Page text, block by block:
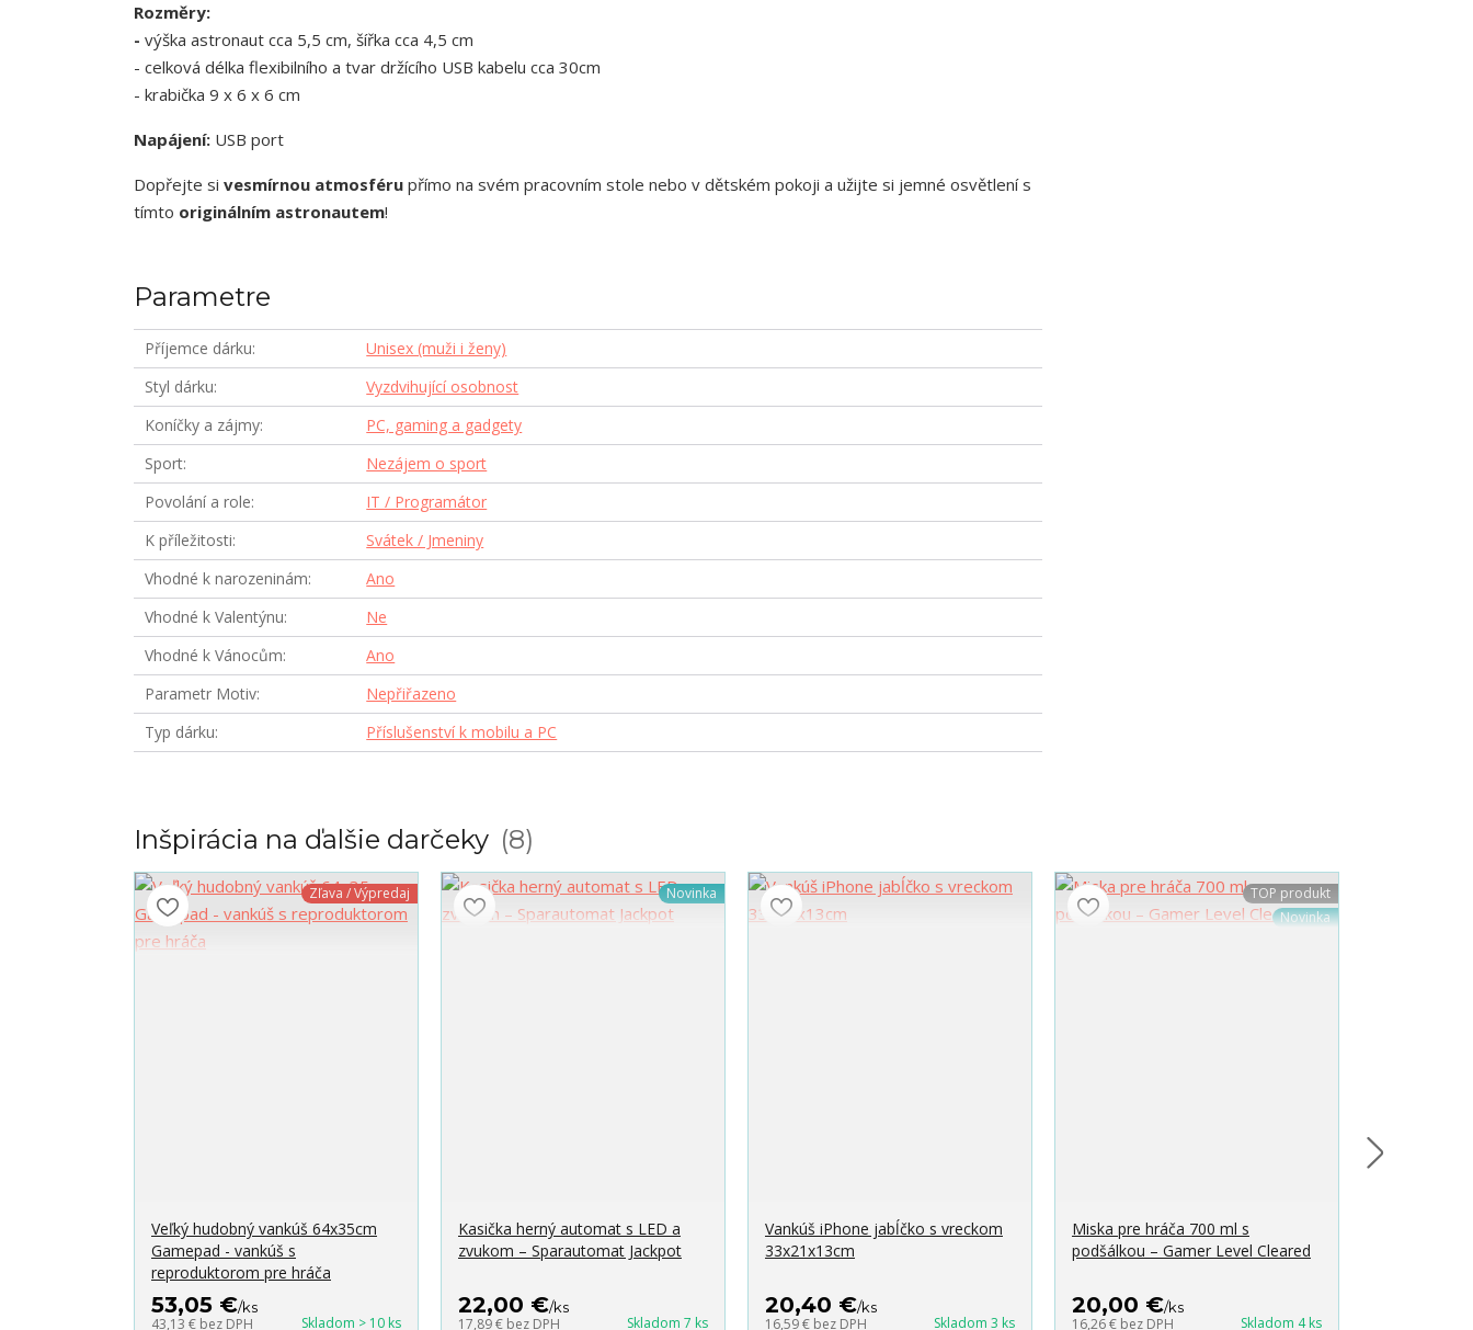
Rozměry:
- výška astronaut cca 5,5 cm, šířka cca 4,5 cm
- celková délka flexibilního a tvar držícího USB kabelu cca 30cm
- krabička 9 x 6 x 6 cm
Napájení: USB port
Dopřejte si vesmírnou atmosféru přímo na svém pracovním stole nebo v dětském pokoji a užijte si jemné osvětlení s
tímto originálním astronautem!
Parametre
Příjemce dárku
Unisex (muži i ženy)
Styl dárku
Vyzdvihující osobnost
Koníčky a zájmy
PC, gaming a gadgety
Sport
Nezájem o sport
Povolání a role
IT / Programátor
K příležitosti
Svátek / Jmeniny
Vhodné k narozeninám
Ano
Vhodné k Valentýnu
Ne
Vhodné k Vánocům
Ano
Parametr Motiv
Nepřiřazeno
Typ dárku
Příslušenství k mobilu a PC
Inšpirácia na ďalšie darčeky 8
Zľava / Výpredaj
Veľký hudobný vankúš 64x35cm
Gamepad - vankúš s
reproduktorom pre hráča
53,05 €/ks
43,13 € bez DPH Skladom > 10 ks
Novinka
Kasička herný automat s LED a
zvukom – Sparautomat Jackpot
22,00 €/ks
17,89 € bez DPH Skladom 7 ks
Vankúš iPhone jabĺčko s vreckom
33x21x13cm
20,40 €/ks
16,59 € bez DPH Skladom 3 ks
TOP produkt
Novinka
Miska pre hráča 700 ml s
podšálkou – Gamer Level Cleared
20,00 €/ks
16,26 € bez DPH Skladom 4 ks